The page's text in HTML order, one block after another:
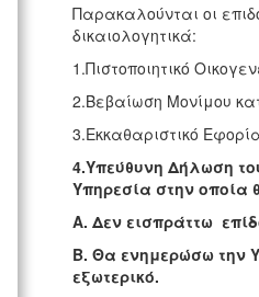
Παρακαλούνται οι
δικαιολογητικά:
1.Πιστοποιητικό
2.Βεβαίωση Μονίμου
3.Εκκαθαριστικό
4.Υπεύθυνη Δήλωση
Υπηρεσία στην οποία
Α. Δεν εισπράττω
Β. Θα ενημερώσω την
εξωτερικό.